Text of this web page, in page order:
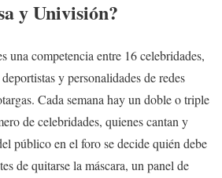
y Univisión?
una competencia entre 16 celebridades,
y personalidades de redes
Cada semana hay un doble o triple
de celebridades, quienes cantan y
público en el foro se decide quién debe
de quitarse la máscara, un panel de